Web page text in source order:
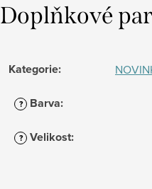
Doplňkové
Kategorie:
? Barva:
? Velikost: